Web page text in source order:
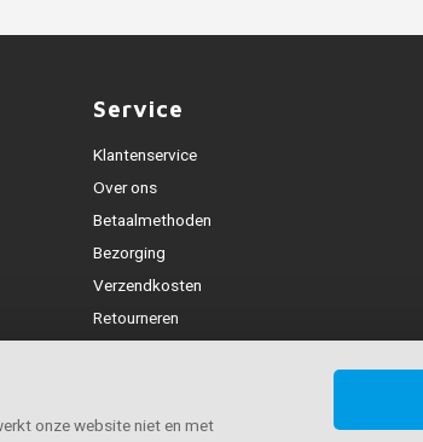
Service
Klantenservice
Over ons
Betaalmethoden
Bezorging
Verzendkosten
Retourneren
Openingstijden & contact
onze website niet en met